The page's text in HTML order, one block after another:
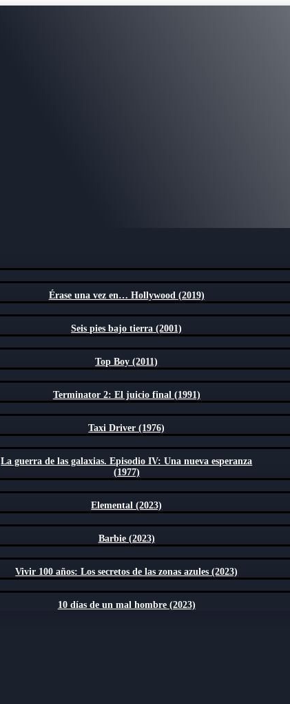
Érase una vez en… Hollywood (2019)
Seis pies bajo tierra (2001)
Top Boy (2011)
Terminator 2: El juicio final (1991)
Taxi Driver (1976)
La guerra de las galaxias. Episodio IV: Una nueva esperanza
(1977)
Elemental (2023)
Barbie (2023)
Vivir 100 años: Los secretos de las zonas azules (2023)
10 días de un mal hombre (2023)